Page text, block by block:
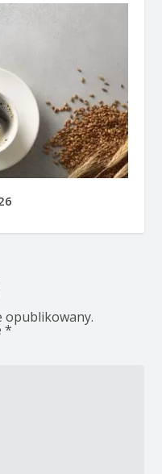
opublikowany.
*